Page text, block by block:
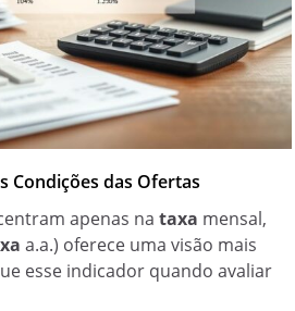
Condições das Ofertas
apenas nataxa mensal,
a.a.) oferece uma visão mais
esse indicador quando avaliar